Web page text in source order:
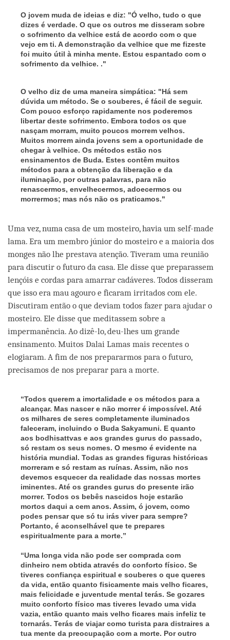
O jovem muda de ideias e diz: "Ó velho, tudo o que
dizes é verdade. O que os outros me disseram sobre
o sofrimento da velhice está de acordo com o que
vejo em ti. A demonstração da velhice que me fizeste
foi muito útil à minha mente. Estou espantado com o
sofrimento da velhice. ."
O velho diz de uma maneira simpática: "Há sem
dúvida um método. Se o souberes, é fácil de seguir.
Com pouco esforço rapidamente nos poderemos
libertar deste sofrimento. Embora todos os que
nasçam morram, muito poucos morrem velhos.
Muitos morrem ainda jovens sem a oportunidade de
chegar à velhice. Os métodos estão nos
ensinamentos de Buda. Estes contêm muitos
métodos para a obtenção da liberação e da
iluminação, por outras palavras, para não
renascermos, envelhecermos, adoecermos ou
morrermos; mas nós não os praticamos."
Uma vez, numa casa de um mosteiro, havia um self-made
lama. Era um membro júnior do mosteiro e a maioria dos
monges não lhe prestava atenção. Tiveram uma reunião
para discutir o futuro da casa. Ele disse que preparassem
lençóis e cordas para amarrar cadáveres. Todos disseram
que isso era mau agouro e ficaram irritados com ele.
Discutiram então o que deviam todos fazer para ajudar o
mosteiro. Ele disse que meditassem sobre a
impermanência. Ao dizê-lo, deu-lhes um grande
ensinamento. Muitos Dalai Lamas mais recentes o
elogiaram. A fim de nos prepararmos para o futuro,
precisamos de nos preparar para a morte.
“Todos querem a imortalidade e os métodos para a
alcançar. Mas nascer e não morrer é impossível. Até
os milhares de seres completamente iluminados
faleceram, incluindo o Buda Sakyamuni. E quanto
aos bodhisattvas e aos grandes gurus do passado,
só restam os seus nomes. O mesmo é evidente na
história mundial. Todas as grandes figuras históricas
morreram e só restam as ruínas. Assim, não nos
devemos esquecer da realidade das nossas mortes
iminentes. Até os grandes gurus do presente irão
morrer. Todos os bebês nascidos hoje estarão
mortos daqui a cem anos. Assim, ó jovem, como
podes pensar que só tu irás viver para sempre?
Portanto, é aconselhável que te prepares
espiritualmente para a morte.”
“Uma longa vida não pode ser comprada com
dinheiro nem obtida através do conforto físico. Se
tiveres confiança espiritual e souberes o que queres
da vida, então quanto fisicamente mais velho ficares,
mais felicidade e juventude mental terás. Se gozares
muito conforto físico mas tiveres levado uma vida
vazia, então quanto mais velho ficares mais infeliz te
tornarás. Terás de viajar como turista para distraires a
tua mente da preocupação com a morte. Por outro